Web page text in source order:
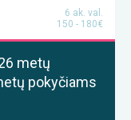
6 ak. val.
150 - 180€
metų
pokyčiams